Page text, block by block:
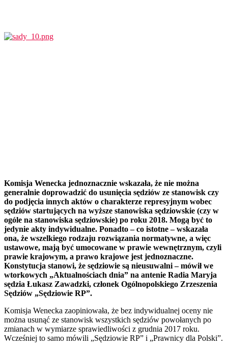
Komisja Wenecka jednoznacznie wskazała, że nie można
generalnie doprowadzić do usunięcia sędziów ze stanowisk czy
do podjęcia innych aktów o charakterze represyjnym wobec
sędziów startujących na wyższe stanowiska sędziowskie (czy w
ogóle na stanowiska sędziowskie) po roku 2018. Mogą być to
jedynie akty indywidualne. Ponadto – co istotne – wskazała
ona, że wszelkiego rodzaju rozwiązania normatywne, a więc
ustawowe, mają być umocowane w prawie wewnętrznym, czyli
prawie krajowym, a prawo krajowe jest jednoznaczne.
Konstytucja stanowi, że sędziowie są nieusuwalni – mówił we
wtorkowych „Aktualnościach dnia” na antenie Radia Maryja
sędzia Łukasz Zawadzki, członek Ogólnopolskiego Zrzeszenia
Sędziów „Sędziowie RP”.
Komisja Wenecka zaopiniowała, że bez indywidualnej oceny nie
można usunąć ze stanowisk wszystkich sędziów powołanych po
zmianach w wymiarze sprawiedliwości z grudnia 2017 roku.
Wcześniej to samo mówili „Sędziowie RP” i „Prawnicy dla Polski”.